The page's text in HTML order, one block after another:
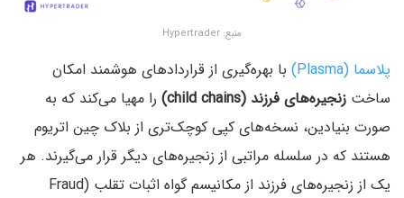
منبع: Hypertrader
پلاسما (Plasma‌)
با بهره‌گیری از قرارداد‌های هوشمند امکان
ساخت زنجیره‌های فرزند‌ (child chains)
را مهیا می‌کند که به
صورت بنیادین‌، نسخه‌های کپی کوچک‌تری از بلاک چین اتریوم
هستند که در سلسله مراتبی از زنجیره‌های دیگر قرار می‌گیرند. هر
یک از زنجیره‌های فرزند از مکانیسم گواه اثبات تقلب (Fraud